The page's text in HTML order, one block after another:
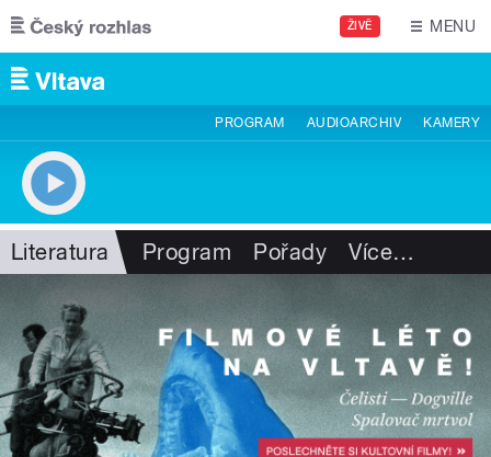
Přejít k hlavnímu obsahu
ŽIVĚ MENU
PROGRAM AUDIOARCHIV KAMERY
Literatura Program Pořady Více…